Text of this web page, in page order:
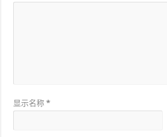
显示名称*